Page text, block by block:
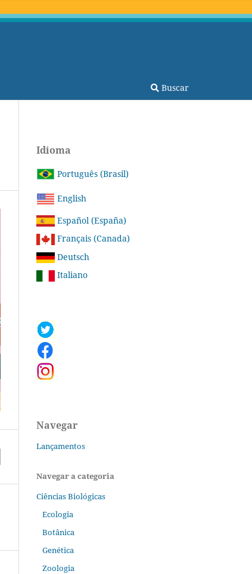
Buscar
Idioma
Português (Brasil)
English
Español (España)
Français (Canada)
Deutsch
Italiano
Navegar
Lançamentos
Navegar a categoria
Ciências Biológicas
Ecologia
Botânica
Genética
Zoologia